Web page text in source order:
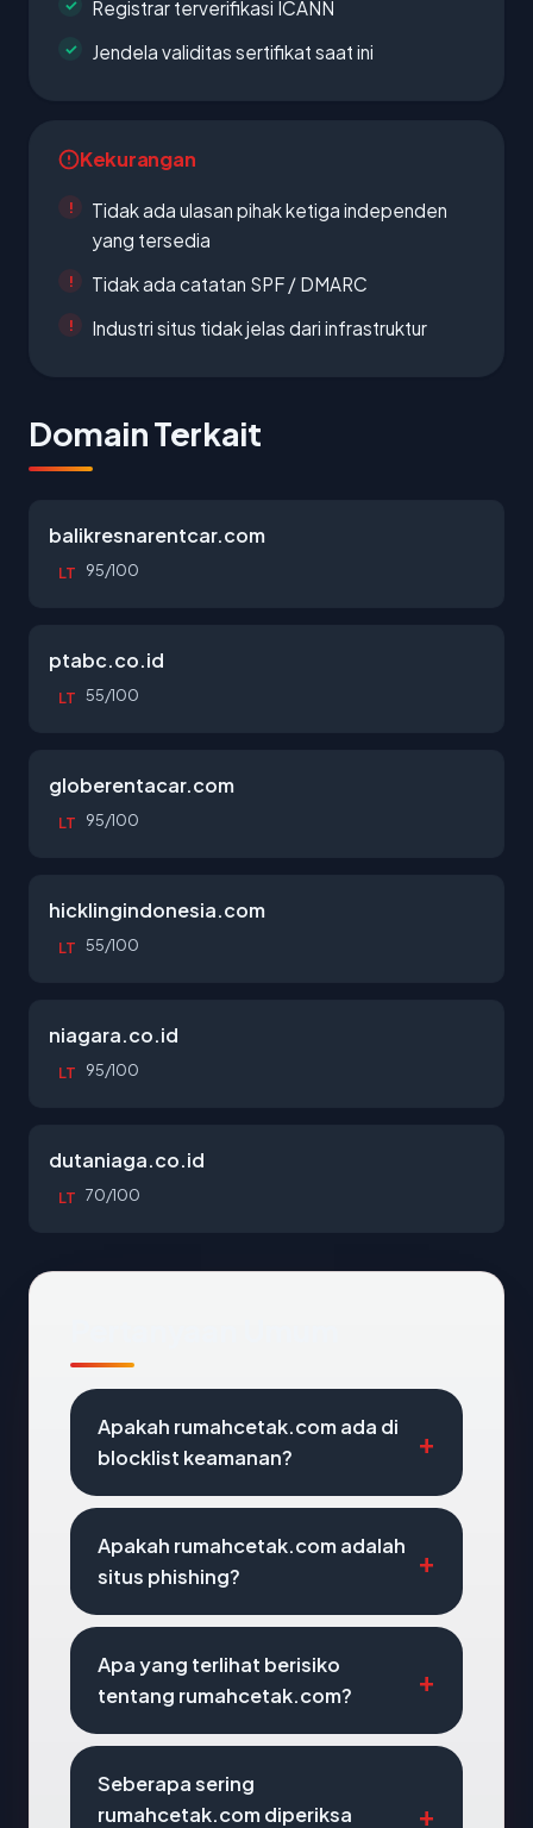
Registrar terverifikasi ICANN
Jendela validitas sertifikat saat ini
Kekurangan
Tidak ada ulasan pihak ketiga independen
yang tersedia
Tidak ada catatan SPF / DMARC
Industri situs tidak jelas dari infrastruktur
Domain Terkait
balikresnarentcar.com
LT 95/100
ptabc.co.id
LT 55/100
globerentacar.com
LT 95/100
hicklingindonesia.com
LT 55/100
niagara.co.id
LT 95/100
dutaniaga.co.id
LT 70/100
Apakah rumahcetak.com ada di
blocklist keamanan?
Apakah rumahcetak.com adalah
situs phishing?
Apa yang terlihat berisiko
tentang rumahcetak.com?
Seberapa sering
rumahcetak.com diperiksa